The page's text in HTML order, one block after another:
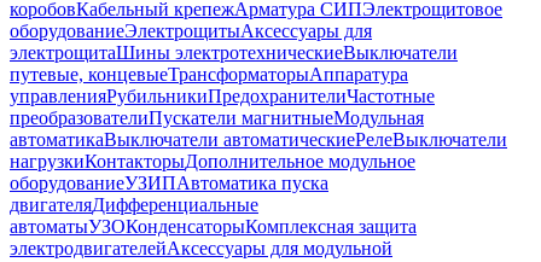
коробовКабельный крепежАрматура СИПЭлектрощитовое
оборудованиеЭлектрощитыАксессуары для
электрощитаШины электротехническиеВыключатели
путевые, концевыеТрансформаторыАппаратура
управленияРубильникиПредохранителиЧастотные
преобразователиПускатели магнитныеМодульная
автоматикаВыключатели автоматическиеРелеВыключатели
нагрузкиКонтакторыДополнительное модульное
оборудованиеУЗИПАвтоматика пуска
двигателяДифференциальные
автоматыУЗОКонденсаторыКомплексная защита
электродвигателейАксессуары для модульной